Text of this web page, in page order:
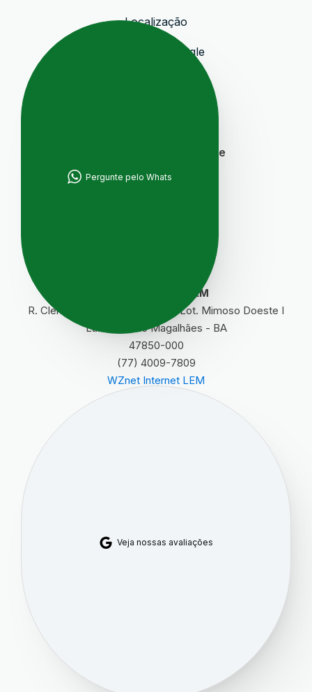
Veja nossas avaliações
Pergunte pelo Whats
Localização
Avaliações Google
Segurança e Privacidade
Termos de Uso
WZnet Internet LEM
R. Cleriston de Andrade, 1556 - Lot. Mimoso Doeste I
Luís Eduardo Magalhães - BA
47850-000
(77) 4009-7809
WZnet Internet LEM